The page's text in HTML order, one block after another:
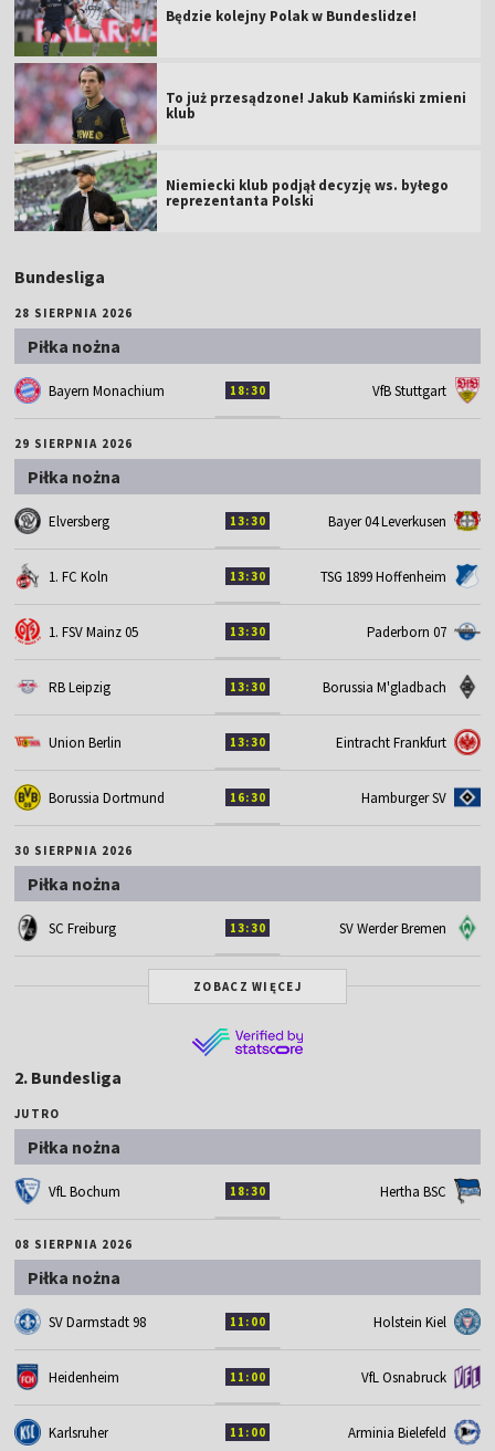
Będzie kolejny Polak w Bundeslidze!
To już przesądzone! Jakub Kamiński zmieni
klub
Niemiecki klub podjął decyzję ws. byłego
reprezentanta Polski
Bundesliga
28 SIERPNIA 2026
Piłka nożna
Bayern Monachium 18:30 VfB Stuttgart
29 SIERPNIA 2026
Piłka nożna
Elversberg 13:30 Bayer 04 Leverkusen
1. FC Koln 13:30 TSG 1899 Hoffenheim
1. FSV Mainz 05 13:30 Paderborn 07
RB Leipzig 13:30 Borussia M'gladbach
Union Berlin 13:30 Eintracht Frankfurt
Borussia Dortmund 16:30 Hamburger SV
30 SIERPNIA 2026
Piłka nożna
SC Freiburg 13:30 SV Werder Bremen
ZOBACZ WIĘCEJ
2. Bundesliga
JUTRO
Piłka nożna
VfL Bochum 18:30 Hertha BSC
08 SIERPNIA 2026
Piłka nożna
SV Darmstadt 98 11:00 Holstein Kiel
Heidenheim 11:00 VfL Osnabruck
Karlsruher 11:00 Arminia Bielefeld